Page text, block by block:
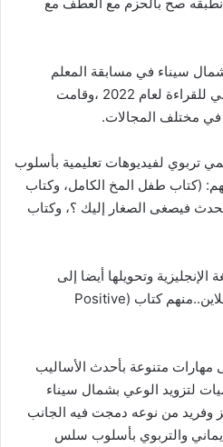
سيناء في مسابقة المعلم
المثقف التابعة للمشروع الوطني للقراءة لعام 2022 ،وقامت
تربوي لفيديوهات تعليمية بأسلوب
(كتاب طفل المخ الكامل، وكتاب
فيصغى الصغار إليك ؟، وكتاب
وتحويلها أيضا إلى
فيديوهات وجلسات إرشادية اونلاين..منهم كتاب (Positive
متنوعة بأحدث الأساليب
لتزويد الوعي بشمال سيناء
وفريد من نوعه دمجت فيه الجانب
والتربوي بأسلوب سلس